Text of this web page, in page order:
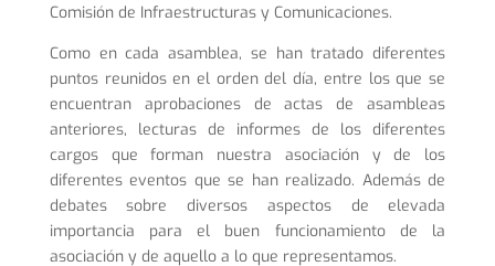
Comisión de Infraestructuras y Comunicaciones.
Como en cada asamblea, se han tratado diferentes
puntos reunidos en el orden del día, entre los que se
encuentran aprobaciones de actas de asambleas
anteriores, lecturas de informes de los diferentes
cargos que forman nuestra asociación y de los
diferentes eventos que se han realizado. Además de
debates sobre diversos aspectos de elevada
importancia para el buen funcionamiento de la
asociación y de aquello a lo que representamos.